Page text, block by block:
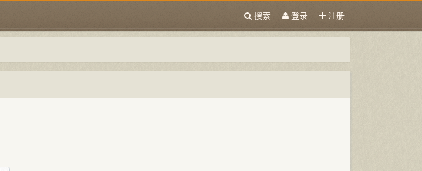
搜索 登录 注册